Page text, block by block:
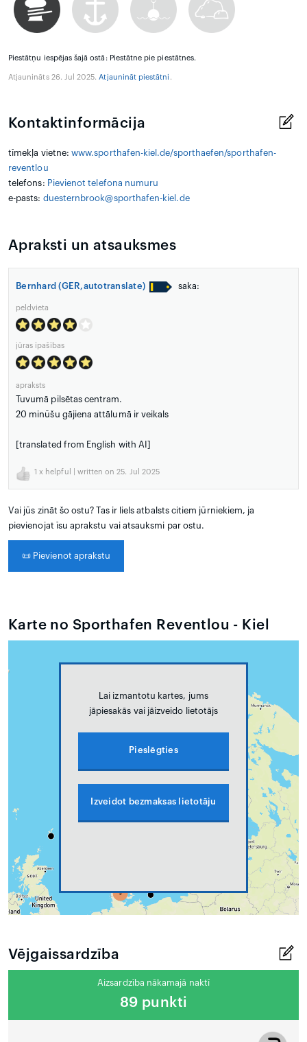
Piestātņu iespējas šajā ostā: Piestātne pie piestātnes.
Atjaunināts 26. Jul 2025.Atjaunināt piestātni .
Kontaktinformācija
tīmekļa vietne:www.sporthafen-kiel.de/sporthaefen/sporthafen-
reventlou
telefons: Pievienot telefona numuru
e-pasts: duesternbrook@sporthafen-kiel.de
Apraksti un atsauksmes
Bernhard (GER,autotranslate) saka:
peldvieta
jūras īpašības
apraksts
Tuvumā pilsētas centram.
20 minūšu gājiena attālumā ir veikals
[translated from English with AI]
1 x helpful | written on 25. Jul 2025
Vai jūs zināt šo ostu? Tas ir liels atbalsts citiem jūrniekiem, ja
pievienojat īsu aprakstu vai atsauksmi par ostu.
📜 Pievienot aprakstu
Karte no Sporthafen Reventlou - Kiel
Lai izmantotu kartes, jums
jāpiesakās vai jāizveido lietotājs
Pieslēgties
Izveidot bezmaksas lietotāju
Vējgaissardzība
Aizsardzība nākamajā naktī
89 punkti